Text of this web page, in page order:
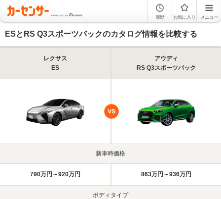
履歴 お気に入り メニュー
ESとRS Q3スポーツバックのカタログ情報を比較する
レクサス
ES
アウディ
RS Q3スポーツバック
新車時価格
790万円～920万円 863万円～936万円
ボディタイプ